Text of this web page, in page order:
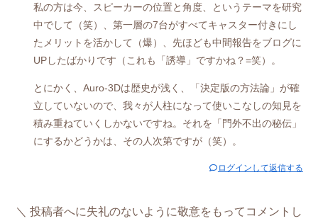
私の方は今、スピーカーの位置と角度、というテーマを研究
中でして（笑）、第一層の7台がすべてキャスター付きにし
たメリットを活かして（爆）、先ほども中間報告をブログに
UPしたばかりです（これも「誘導」ですかね？=笑）。
とにかく、Auro-3Dは歴史が浅く、「決定版の方法論」が確
立していないので、我々が人柱になって使いこなしの知見を
積み重ねていくしかないですね。それを「門外不出の秘伝」
にするかどうかは、その人次第ですが（笑）。
ログインして返信する
投稿者へに失礼のないように敬意をもってコメントし